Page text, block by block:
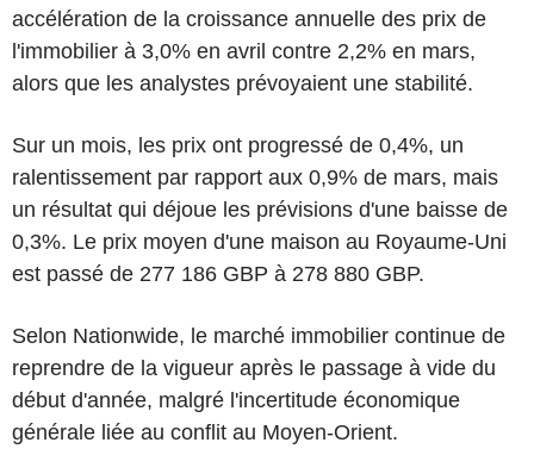
accélération de la croissance annuelle des prix de
l'immobilier à 3,0% en avril contre 2,2% en mars,
alors que les analystes prévoyaient une stabilité.
Sur un mois, les prix ont progressé de 0,4%, un
ralentissement par rapport aux 0,9% de mars, mais
un résultat qui déjoue les prévisions d'une baisse de
0,3%. Le prix moyen d'une maison au Royaume-Uni
est passé de 277 186 GBP à 278 880 GBP.
Selon Nationwide, le marché immobilier continue de
reprendre de la vigueur après le passage à vide du
début d'année, malgré l'incertitude économique
générale liée au conflit au Moyen-Orient.